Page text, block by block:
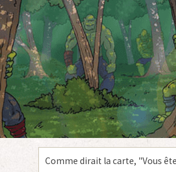
Comme dirait la carte, "Vous